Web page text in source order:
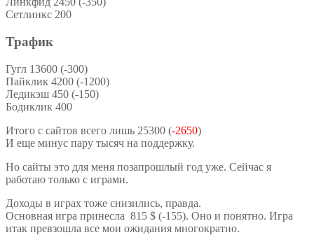
Сетлинкс 200
Трафик
Гугл 13600 (-300)
Пайклик 4200 (-1200)
Ледикэш 450 (-150)
Бодиклик 400
Итого с сайтов всего лишь 25300 (-2650)
И еще минус пару тысяч на поддержку.
Но сайты это для меня позапрошлый год уже. Сейчас я
работаю только с играми.
Доходы в играх тоже снизились, правда.
Основная игра принесла 815 $ (-155). Оно и понятно. Игра
итак превзошла все мои ожидания многократно.